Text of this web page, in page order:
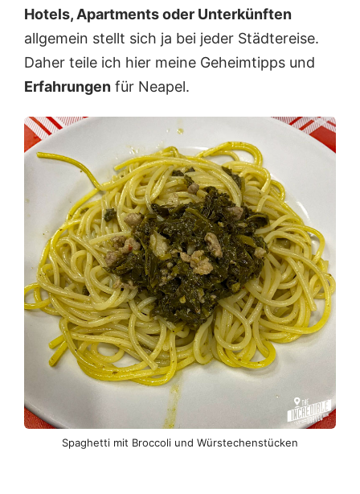
Hotels, Apartments oder Unterkünften
allgemein stellt sich ja bei jeder Städtereise.
Daher teile ich hier meine Geheimtipps und
Erfahrungen für Neapel.
Spaghetti mit Broccoli und Würstechenstücken